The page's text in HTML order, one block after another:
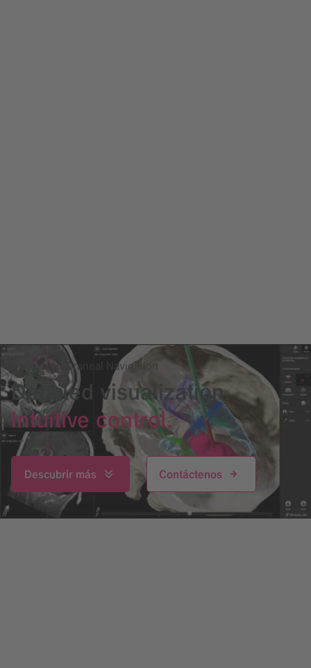
Aplicación Craneal Navigation
Detailed visualization.
Intuitive control.
Descubrir más Contáctenos